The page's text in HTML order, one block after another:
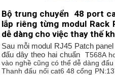
Bộ trung chuyển 48 port
lắp riêng từng modul Rack
dễ dàng cho việc thay thế
Sau mỗi modul RJ45 Patch
đấu dây theo hai chuẩn
T568A
vào nghề cũng có thể dễ dàng đấu
Thanh đấu nối cat6 48 cổng